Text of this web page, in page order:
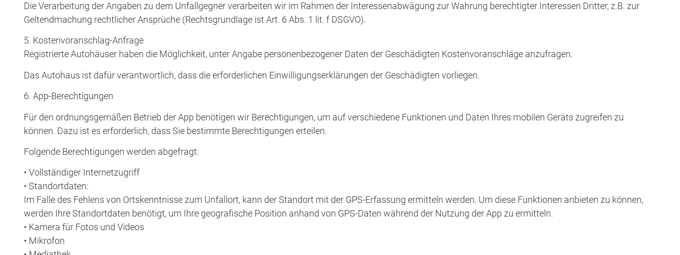
Die Verarbeitung der Angaben zu dem Unfallgegner verarbeiten wir im Rahmen der Interessenabwägung zur Wahrung berechtigter Interessen Dritter, z.B. zur
Geltendmachung rechtlicher Ansprüche (Rechtsgrundlage ist Art. 6 Abs. 1 lit. f DSGVO).
5. Kostenvoranschlag-Anfrage
Registrierte Autohäuser haben die Möglichkeit, unter Angabe personenbezogener Daten der Geschädigten Kostenvoranschläge anzufragen.
Das Autohaus ist dafür verantwortlich, dass die erforderlichen Einwilligungserklärungen der Geschädigten vorliegen.
6. App-Berechtigungen
Für den ordnungsgemäßen Betrieb der App benötigen wir Berechtigungen, um auf verschiedene Funktionen und Daten Ihres mobilen Geräts zugreifen zu
können. Dazu ist es erforderlich, dass Sie bestimmte Berechtigungen erteilen.
Folgende Berechtigungen werden abgefragt:
• Vollständiger Internetzugriff
• Standortdaten:
Im Falle des Fehlens von Ortskenntnisse zum Unfallort, kann der Standort mit der GPS-Erfassung ermitteln werden. Um diese Funktionen anbieten zu können,
werden Ihre Standortdaten benötigt, um Ihre geografische Position anhand von GPS-Daten während der Nutzung der App zu ermitteln.
• Kamera für Fotos und Videos
• Mikrofon